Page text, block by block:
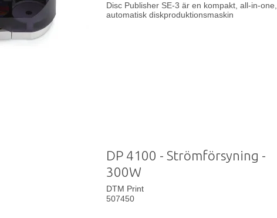
Disc Publisher SE-3 är en kompakt, all-in-one,
automatisk diskproduktionsmaskin
DP 4100 - Strömförsyning -
300W
DTM Print
507450